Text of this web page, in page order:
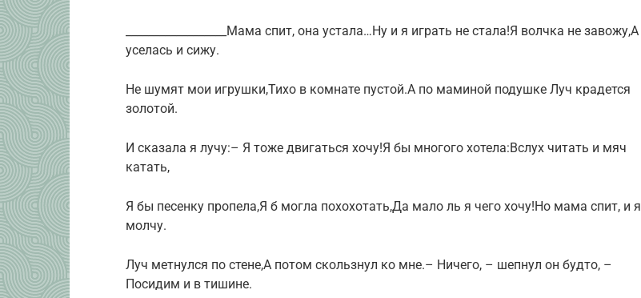
__________________Мама спит, она устала…Ну и я играть не стала!Я волчка не завожу,А
уселась и сижу.
Не шумят мои игрушки,Тихо в комнате пустой.А по маминой подушке Луч крадется
золотой.
И сказала я лучу:– Я тоже двигаться хочу!Я бы многого хотела:Вслух читать и мяч
катать,
Я бы песенку пропела,Я б могла похохотать,Да мало ль я чего хочу!Но мама спит, и я
молчу.
Луч метнулся по стене,А потом скользнул ко мне.– Ничего, – шепнул он будто, –
Посидим и в тишине.